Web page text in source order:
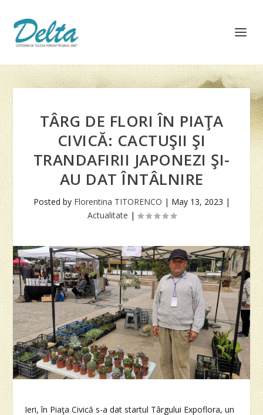
TÂRG DE FLORI ÎN PIAŢA
CIVICĂ: CACTUŞII ŞI
TRANDAFIRII JAPONEZI ŞI-
AU DAT ÎNTÂLNIRE
Posted by Florentina TITORENCO | May 13, 2023 |
Actualitate |
Ieri, în Piaţa Civică s-a dat startul Târgului Expoflora, un